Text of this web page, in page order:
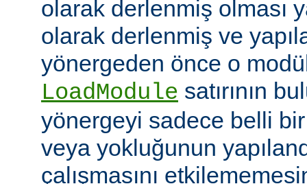
olarak derlenmiş olması
olarak derlenmiş ve
yönergeden önce o
LoadModule satırının
yönergeyi sadece belli bir
veya yokluğunun
çalışmasını